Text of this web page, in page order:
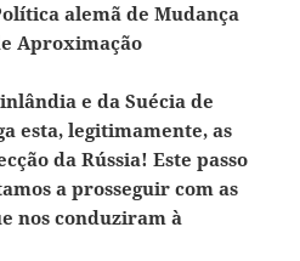
alemã de Mudança
Aproximação
e da Suécia de
esta, legitimamente, as
da Rússia! Este passo
a prosseguir com as
nos conduziram à